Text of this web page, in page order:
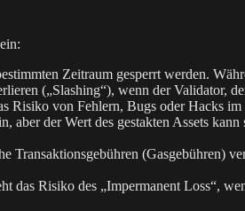
Zeitraum gesperrt werden.
(„Slashing“), wenn der Validator,
Risiko von Fehlern, Bugs oder Hacks im
aber der Wert des gestakten Assets
(Gasgebühren)
Risiko des „Impermanent Loss“,